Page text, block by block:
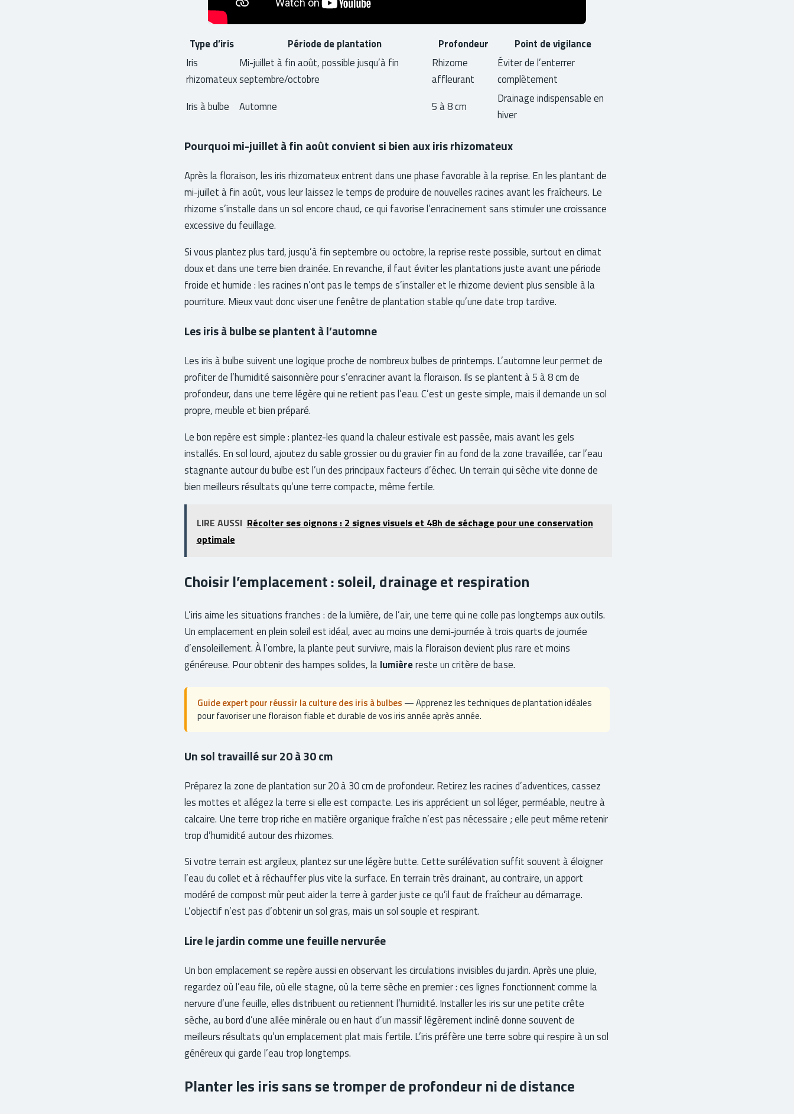
Type d’iris Période de plantation Profondeur
Point de vigilance
Iris
rhizomateux
Mi-juillet à fin août, possible jusqu’à fin
septembre/octobre
Rhizome
affleurant
Éviter de l’enterrer
complètement
Iris à bulbe
Automne 5 à 8 cm
Drainage indispensable en
hiver
Pourquoi mi-juillet à fin août convient si bien aux iris rhizomateux
Après la floraison, les iris rhizomateux entrent dans une phase favorable à la reprise. En les plantant de
mi-juillet à fin août, vous leur laissez le temps de produire de nouvelles racines avant les fraîcheurs. Le
rhizome s’installe dans un sol encore chaud, ce qui favorise l’enracinement sans stimuler une croissance
excessive du feuillage.
Si vous plantez plus tard, jusqu’à fin septembre ou octobre, la reprise reste possible, surtout en climat
doux et dans une terre bien drainée. En revanche, il faut éviter les plantations juste avant une période
froide et humide : les racines n’ont pas le temps de s’installer et le rhizome devient plus sensible à la
pourriture. Mieux vaut donc viser une fenêtre de plantation stable qu’une date trop tardive.
Les iris à bulbe se plantent à l’automne
Les iris à bulbe suivent une logique proche de nombreux bulbes de printemps. L’automne leur permet de
profiter de l’humidité saisonnière pour s’enraciner avant la floraison. Ils se plantent à 5 à 8 cm de
profondeur, dans une terre légère qui ne retient pas l’eau. C’est un geste simple, mais il demande un sol
propre, meuble et bien préparé.
Le bon repère est simple : plantez-les quand la chaleur estivale est passée, mais avant les gels
installés. En sol lourd, ajoutez du sable grossier ou du gravier fin au fond de la zone travaillée, car l’eau
stagnante autour du bulbe est l’un des principaux facteurs d’échec. Un terrain qui sèche vite donne de
bien meilleurs résultats qu’une terre compacte, même fertile.
LIRE AUSSI Récolter ses oignons : 2 signes visuels et 48h de séchage pour une conservation
optimale
Choisir l’emplacement : soleil, drainage et respiration
L’iris aime les situations franches : de la lumière, de l’air, une terre qui ne colle pas longtemps aux outils.
Un emplacement en plein soleil est idéal, avec au moins une demi-journée à trois quarts de journée
d’ensoleillement. À l’ombre, la plante peut survivre, mais la floraison devient plus rare et moins
généreuse. Pour obtenir des hampes solides, la lumièrereste un critère de base.
Guide expert pour réussir la culture des iris à bulbes — Apprenez les techniques de plantation idéales
pour favoriser une floraison fiable et durable de vos iris année après année.
Un sol travaillé sur 20 à 30 cm
Préparez la zone de plantation sur 20 à 30 cm de profondeur. Retirez les racines d’adventices, cassez
les mottes et allégez la terre si elle est compacte. Les iris apprécient un sol léger, perméable, neutre à
calcaire. Une terre trop riche en matière organique fraîche n’est pas nécessaire ; elle peut même retenir
trop d’humidité autour des rhizomes.
Si votre terrain est argileux, plantez sur une légère butte. Cette surélévation suffit souvent à éloigner
l’eau du collet et à réchauffer plus vite la surface. En terrain très drainant, au contraire, un apport
modéré de compost mûr peut aider la terre à garder juste ce qu’il faut de fraîcheur au démarrage.
L’objectif n’est pas d’obtenir un sol gras, mais un sol souple et respirant.
Lire le jardin comme une feuille nervurée
Un bon emplacement se repère aussi en observant les circulations invisibles du jardin. Après une pluie,
regardez où l’eau file, où elle stagne, où la terre sèche en premier : ces lignes fonctionnent comme la
nervure d’une feuille, elles distribuent ou retiennent l’humidité. Installer les iris sur une petite crête
sèche, au bord d’une allée minérale ou en haut d’un massif légèrement incliné donne souvent de
meilleurs résultats qu’un emplacement plat mais fertile. L’iris préfère une terre sobre qui respire à un sol
généreux qui garde l’eau trop longtemps.
Planter les iris sans se tromper de profondeur ni de distance